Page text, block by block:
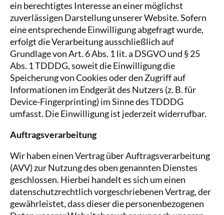
ein berechtigtes Interesse an einer möglichst
zuverlässigen Darstellung unserer Website. Sofern
eine entsprechende Einwilligung abgefragt wurde,
erfolgt die Verarbeitung ausschließlich auf
Grundlage von Art. 6 Abs. 1 lit. a DSGVO und § 25
Abs. 1 TDDDG, soweit die Einwilligung die
Speicherung von Cookies oder den Zugriff auf
Informationen im Endgerät des Nutzers (z. B. für
Device-Fingerprinting) im Sinne des TDDDG
umfasst. Die Einwilligung ist jederzeit widerrufbar.
Auftragsverarbeitung
Wir haben einen Vertrag über Auftragsverarbeitung
(AVV) zur Nutzung des oben genannten Dienstes
geschlossen. Hierbei handelt es sich um einen
datenschutzrechtlich vorgeschriebenen Vertrag, der
gewährleistet, dass dieser die personenbezogenen